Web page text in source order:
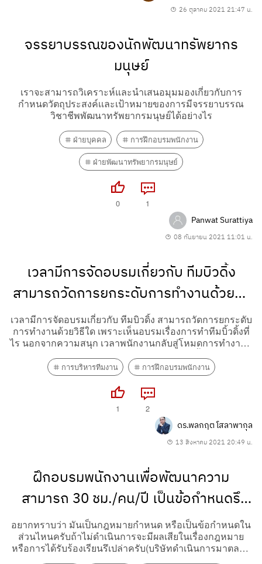
26 ตุลาคม 2021 21:47 น.
จรรยาบรรณของนักพัฒนาทรัพยากร
มนุษย์
เราจะสามารถวิเคราะห์และนำเสนอมุมมองเกี่ยวกับการ
กำหนดวัตถุประสงค์เเละเป้าหมายของการมีจรรยาบรรณ
วิชาชีพพัฒนาทรัพยากรมนุษย์ได้อย่างไร
ฝ่ายบุคคล
การฝึกอบรมพนักงาน
ฝ่ายพัฒนาทรัพยากรมนุษย์
0 1
Panwat Surattiya
08 กันยายน 2021 11:01 น.
เวลามีการจัดอบรมเกี่ยวกับ ทีมบิวดิ้ง
สามารถวัดการยกระดับการทำงานด้วยวิธี
ใด
เวลามีการจัดอบรมเกี่ยวกับ ทีมบิวดิ้ง สามารถวัดการยกระดับ
การทำงานด้วยวิธีใด เพราะเห็นอบรมเรื่องการทำทีมบิ้วดิ้งที่
ไร นอกจากความสนุก เวลาพนักงานกลับสู่โหมดการทำงานก็
กิจกรรมอย่างนี้ไหมครับ ถ้าเป็นกิจกรรมเกี่ยวกับ Sport Day...
การบริหารทีมงาน การฝึกอบรมพนักงาน
1 2
ดร.พลกฤต โสลาพากุล
13 สิงหาคม 2021 20:49 น.
ฝึกอบรมพนักงานเพื่อพัฒนาความ
สามารถ 30 ชม./คน/ปี เป็นข้อกำหนดรึ
เปล่าครับ
อยากทราบว่า มันเป็นกฎหมายกำหนด หรือเป็นข้อกำหนดใน
ส่วนไหนครับถ้าไม่ดำเนินการจะมีผลเสียในเรื่องกฎหมาย
หรือการได้รับร้องเรียนรึเปล่าครับ(บริษัทดำเนินการมาตลอด